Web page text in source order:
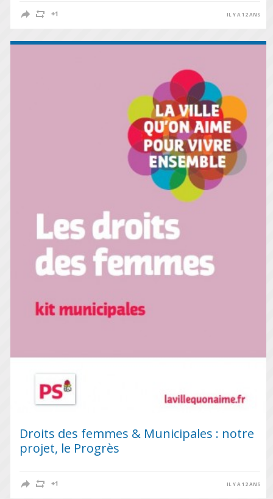
IL Y A 12 ANS
Droits des femmes & Municipales : notre
projet, le Progrès
IL Y A 12 ANS